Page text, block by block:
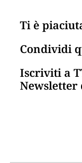
Ti è
Condividi
Iscriviti a